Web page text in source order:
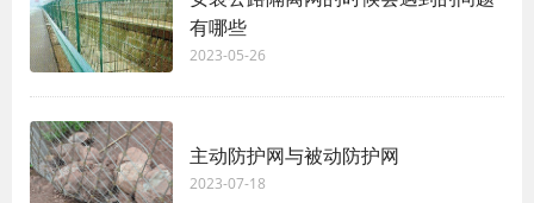
有哪些
2023-05-26
主动防护网与被动防护网
2023-07-18